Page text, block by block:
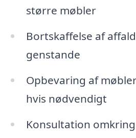
større møbler
Bortskaffelse af
genstande
Opbevaring af
hvis nødvendigt
Konsultation omkring